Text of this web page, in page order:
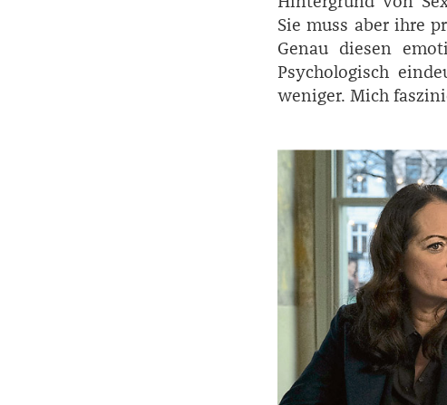
Sie muss aber ihre
Genau diesen
Psychologisch
weniger. Mich